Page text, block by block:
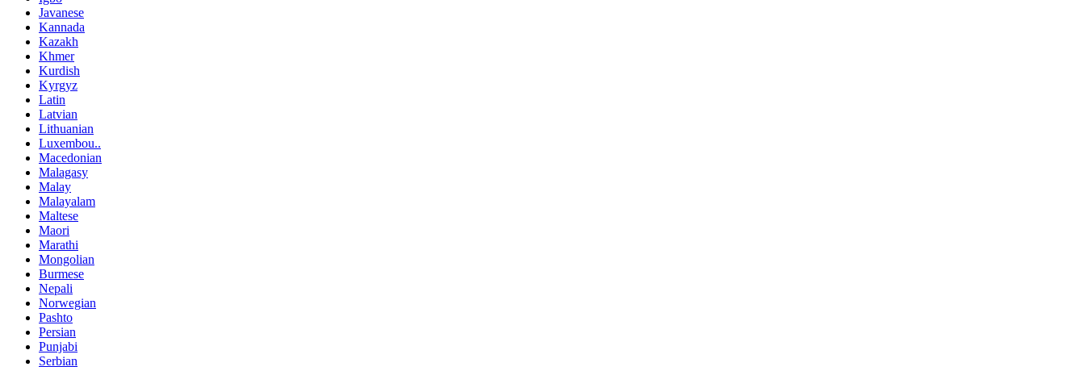
Javanese
Kannada
Kazakh
Khmer
Kurdish
Kyrgyz
Latin
Latvian
Lithuanian
Luxembou..
Macedonian
Malagasy
Malay
Malayalam
Maltese
Maori
Marathi
Mongolian
Burmese
Nepali
Norwegian
Pashto
Persian
Punjabi
Serbian